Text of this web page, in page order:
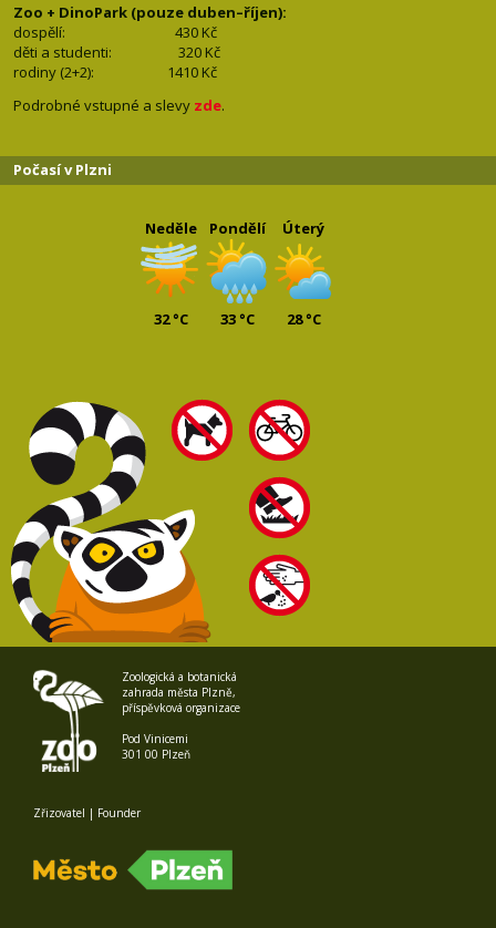
Zoo + DinoPark (pouze duben–říjen):
dospělí: 430 Kč
děti a studenti: 320 Kč
rodiny (2+2): 1410 Kč
Podrobné vstupné a slevy zde.
Počasí v Plzni
Neděle
32 °C
Pondělí
33 °C
Úterý
28 °C
Zoologická a botanická
zahrada města Plzně,
příspěvková organizace
Pod Vinicemi
301 00 Plzeň
Zřizovatel | Founder